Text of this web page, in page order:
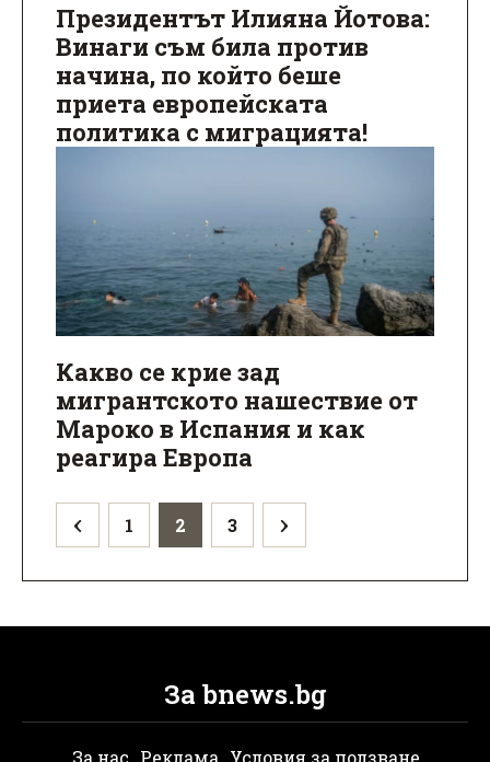
Президентът Илияна Йотова:
Винаги съм била против
начина, по който беше
приета европейската
политика с миграцията!
Какво се крие зад
мигрантското нашествие от
Мароко в Испания и как
реагира Европа
1 2 3
За bnews.bg
За нас Реклама Условия за ползване